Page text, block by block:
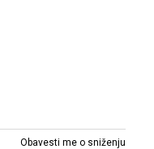
Obavesti me o sniženju